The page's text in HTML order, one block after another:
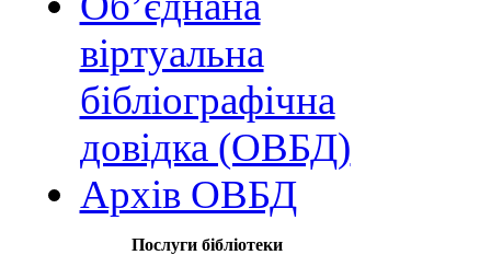
віртуальна
бібліографічна
довідка (ОВБД)
Архів ОВБД
Послуги бібліотеки